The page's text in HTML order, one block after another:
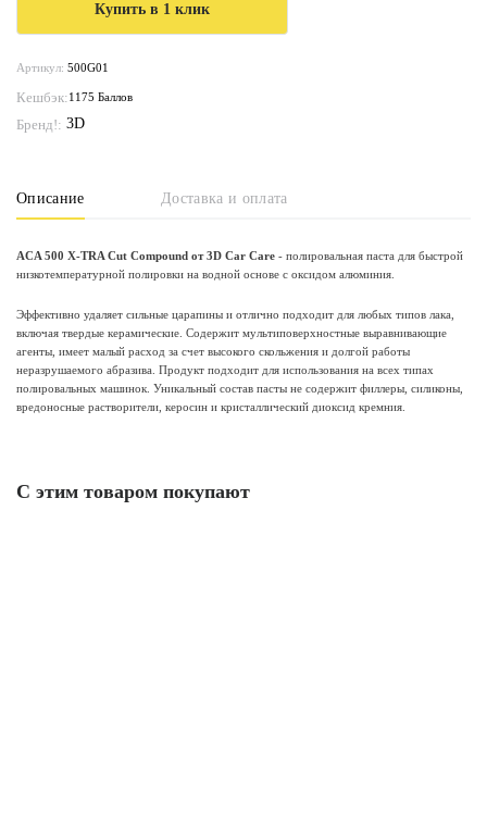
Артикул: 500G01
Кешбэк:1175 Баллов
Бренд!: 3D
Описание Доставка и оплата
ACA 500 X-TRA Cut Compound от 3D Car Care - полировальная паста для быстрой
низкотемпературной полировки на водной основе с оксидом алюминия.
Эффективно удаляет сильные царапины и отлично подходит для любых типов лака,
включая твердые керамические. Содержит мультиповерхностные выравнивающие
агенты, имеет малый расход за счет высокого скольжения и долгой работы
неразрушаемого абразива. Продукт подходит для использования на всех типах
полировальных машинок. Уникальный состав пасты не содержит филлеры, силиконы,
вредоносные растворители, керосин и кристаллический диоксид кремния.
С этим товаром покупают